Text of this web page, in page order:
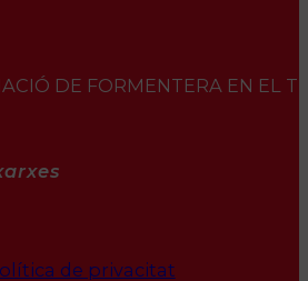
DE FORMENTERA EN EL
de privacitat